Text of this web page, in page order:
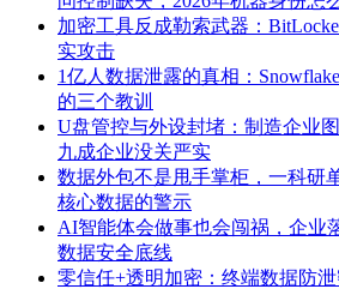
加密工具反成勒索武器：
实攻击
1亿人数据泄露的真相：
的三个教训
U盘管控与外设封堵：制造企业
九成企业没关严实
数据外包不是甩手掌柜，一科研
核心数据的警示
AI智能体会做事也会闯祸，企业
数据安全底线
零信任+透明加密：终端数据防